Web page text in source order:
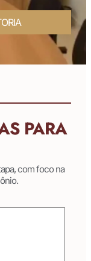
PARA
com foco na